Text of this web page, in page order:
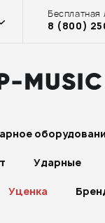
Бесплатная
8 (800)
Ударные
Уценка